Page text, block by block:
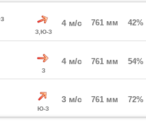
З,Ю-З
4 м/с 761 мм 42%
З
4 м/с 761 мм 54%
Ю-З
3 м/с 761 мм 72%